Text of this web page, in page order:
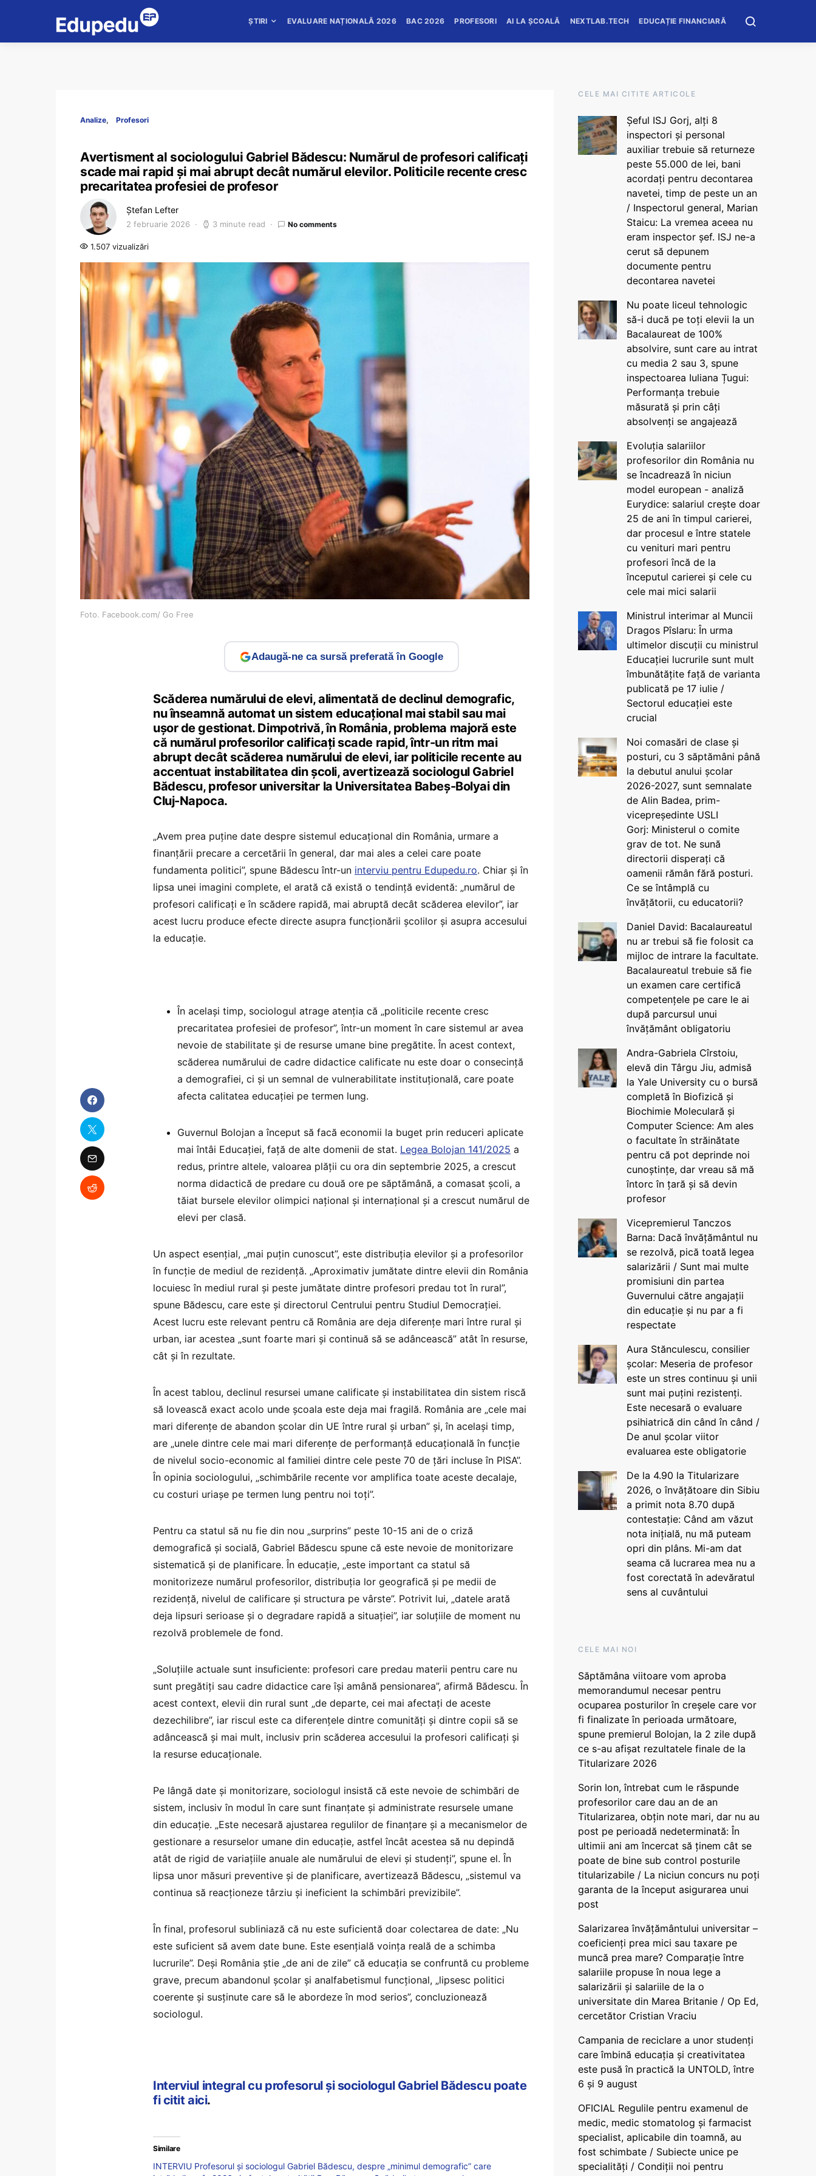
ȘTIRI EVALUARE NAȚIONALĂ 2026 BAC 2026 PROFESORI AI LA ȘCOALĂ NEXTLAB.TECH EDUCAȚIE FINANCIARĂ
Analize Profesori
Avertisment al sociologului Gabriel Bădescu: Numărul de profesori calificați
scade mai rapid și mai abrupt decât numărul elevilor. Politicile recente cresc
precaritatea profesiei de profesor
Ștefan Lefter
2 februarie 2026 3 minute read No comments
1.507 vizualizări
Foto. Facebook.com/ Go Free
Adaugă-ne ca sursă preferată în Google
Scăderea numărului de elevi, alimentată de declinul demografic,
nu înseamnă automat un sistem educațional mai stabil sau mai
ușor de gestionat. Dimpotrivă, în România, problema majoră este
că numărul profesorilor calificați scade rapid, într-un ritm mai
abrupt decât scăderea numărului de elevi, iar politicile recente au
accentuat instabilitatea din școli, avertizează sociologul Gabriel
Bădescu, profesor universitar la Universitatea Babeș-Bolyai din
Cluj-Napoca.
„Avem prea puține date despre sistemul educațional din România, urmare a
finanțării precare a cercetării în general, dar mai ales a celei care poate
fundamenta politici”, spune Bădescu într-un interviu pentru Edupedu.ro. Chiar și în
lipsa unei imagini complete, el arată că există o tendință evidentă: „numărul de
profesori calificați e în scădere rapidă, mai abruptă decât scăderea elevilor”, iar
acest lucru produce efecte directe asupra funcționării școlilor și asupra accesului
la educație.
În același timp, sociologul atrage atenția că „politicile recente cresc
precaritatea profesiei de profesor”, într-un moment în care sistemul ar avea
nevoie de stabilitate și de resurse umane bine pregătite. În acest context,
scăderea numărului de cadre didactice calificate nu este doar o consecință
a demografiei, ci și un semnal de vulnerabilitate instituțională, care poate
afecta calitatea educației pe termen lung.
Guvernul Bolojan a început să facă economii la buget prin reduceri aplicate
mai întâi Educației, față de alte domenii de stat. Legea Bolojan 141/2025 a
redus, printre altele, valoarea plății cu ora din septembrie 2025, a crescut
norma didactică de predare cu două ore pe săptămână, a comasat școli, a
tăiat bursele elevilor olimpici național și internațional și a crescut numărul de
elevi per clasă.
Un aspect esențial, „mai puțin cunoscut”, este distribuția elevilor și a profesorilor
în funcție de mediul de rezidență. „Aproximativ jumătate dintre elevii din România
locuiesc în mediul rural și peste jumătate dintre profesori predau tot în rural”,
spune Bădescu, care este și directorul Centrului pentru Studiul Democrației.
Acest lucru este relevant pentru că România are deja diferențe mari între rural și
urban, iar acestea „sunt foarte mari și continuă să se adâncească” atât în resurse,
cât și în rezultate.
În acest tablou, declinul resursei umane calificate și instabilitatea din sistem riscă
să lovească exact acolo unde școala este deja mai fragilă. România are „cele mai
mari diferențe de abandon școlar din UE între rural și urban” și, în același timp,
are „unele dintre cele mai mari diferențe de performanță educațională în funcție
de nivelul socio-economic al familiei dintre cele peste 70 de țări incluse în PISA”.
În opinia sociologului, „schimbările recente vor amplifica toate aceste decalaje,
cu costuri uriașe pe termen lung pentru noi toți”.
Pentru ca statul să nu fie din nou „surprins” peste 10-15 ani de o criză
demografică și socială, Gabriel Bădescu spune că este nevoie de monitorizare
sistematică și de planificare. În educație, „este important ca statul să
monitorizeze numărul profesorilor, distribuția lor geografică și pe medii de
rezidență, nivelul de calificare și structura pe vârste”. Potrivit lui, „datele arată
deja lipsuri serioase și o degradare rapidă a situației”, iar soluțiile de moment nu
rezolvă problemele de fond.
„Soluțiile actuale sunt insuficiente: profesori care predau materii pentru care nu
sunt pregătiți sau cadre didactice care își amână pensionarea”, afirmă Bădescu. În
acest context, elevii din rural sunt „de departe, cei mai afectați de aceste
dezechilibre”, iar riscul este ca diferențele dintre comunități și dintre copii să se
adâncească și mai mult, inclusiv prin scăderea accesului la profesori calificați și
la resurse educaționale.
Pe lângă date și monitorizare, sociologul insistă că este nevoie de schimbări de
sistem, inclusiv în modul în care sunt finanțate și administrate resursele umane
din educație. „Este necesară ajustarea regulilor de finanțare și a mecanismelor de
gestionare a resurselor umane din educație, astfel încât acestea să nu depindă
atât de rigid de variațiile anuale ale numărului de elevi și studenți”, spune el. În
lipsa unor măsuri preventive și de planificare, avertizează Bădescu, „sistemul va
continua să reacționeze târziu și ineficient la schimbări previzibile”.
În final, profesorul subliniază că nu este suficientă doar colectarea de date: „Nu
este suficient să avem date bune. Este esențială voința reală de a schimba
lucrurile”. Deși România știe „de ani de zile” că educația se confruntă cu probleme
grave, precum abandonul școlar și analfabetismul funcțional, „lipsesc politici
coerente și susținute care să le abordeze în mod serios”, concluzionează
sociologul.
Interviul integral cu profesorul și sociologul Gabriel Bădescu poate
fi citit aici.
Similare
INTERVIU Profesorul și sociologul Gabriel Bădescu, despre „minimul demografic” care
CELE MAI CITITE ARTICOLE
Șeful ISJ Gorj, alți 8
inspectori și personal
auxiliar trebuie să returneze
peste 55.000 de lei, bani
acordați pentru decontarea
navetei, timp de peste un an
/ Inspectorul general, Marian
Staicu: La vremea aceea nu
eram inspector șef. ISJ ne-a
cerut să depunem
documente pentru
decontarea navetei
Nu poate liceul tehnologic
să-i ducă pe toți elevii la un
Bacalaureat de 100%
absolvire, sunt care au intrat
cu media 2 sau 3, spune
inspectoarea Iuliana Țugui:
Performanța trebuie
măsurată și prin câți
absolvenți se angajează
Evoluția salariilor
profesorilor din România nu
se încadrează în niciun
model european - analiză
Eurydice: salariul crește doar
25 de ani în timpul carierei,
dar procesul e între statele
cu venituri mari pentru
profesori încă de la
începutul carierei și cele cu
cele mai mici salarii
Ministrul interimar al Muncii
Dragos Pîslaru: În urma
ultimelor discuții cu ministrul
Educației lucrurile sunt mult
îmbunătățite față de varianta
publicată pe 17 iulie /
Sectorul educației este
crucial
Noi comasări de clase și
posturi, cu 3 săptămâni până
la debutul anului școlar
2026-2027, sunt semnalate
de Alin Badea, prim-
vicepreședinte USLI
Gorj: Ministerul o comite
grav de tot. Ne sună
directorii disperați că
oamenii rămân fără posturi.
Ce se întâmplă cu
învățătorii, cu educatorii?
Daniel David: Bacalaureatul
nu ar trebui să fie folosit ca
mijloc de intrare la facultate.
Bacalaureatul trebuie să fie
un examen care certifică
competențele pe care le ai
după parcursul unui
învățământ obligatoriu
Andra-Gabriela Cîrstoiu,
elevă din Târgu Jiu, admisă
la Yale University cu o bursă
completă în Biofizică și
Biochimie Moleculară și
Computer Science: Am ales
o facultate în străinătate
pentru că pot deprinde noi
cunoștințe, dar vreau să mă
întorc în țară și să devin
profesor
Vicepremierul Tanczos
Barna: Dacă învățământul nu
se rezolvă, pică toată legea
salarizării / Sunt mai multe
promisiuni din partea
Guvernului către angajații
din educație și nu par a fi
respectate
Aura Stănculescu, consilier
școlar: Meseria de profesor
este un stres continuu și unii
sunt mai puțini rezistenți.
Este necesară o evaluare
psihiatrică din când în când /
De anul școlar viitor
evaluarea este obligatorie
De la 4.90 la Titularizare
2026, o învățătoare din Sibiu
a primit nota 8.70 după
contestație: Când am văzut
nota inițială, nu mă puteam
opri din plâns. Mi-am dat
seama că lucrarea mea nu a
fost corectată în adevăratul
sens al cuvântului
CELE MAI NOI
Săptămâna viitoare vom aproba
memorandumul necesar pentru
ocuparea posturilor în creșele care vor
fi finalizate în perioada următoare,
spune premierul Bolojan, la 2 zile după
ce s-au afișat rezultatele finale de la
Titularizare 2026
Sorin Ion, întrebat cum le răspunde
profesorilor care dau an de an
Titularizarea, obțin note mari, dar nu au
post pe perioadă nedeterminată: În
ultimii ani am încercat să ținem cât se
poate de bine sub control posturile
titularizabile / La niciun concurs nu poți
garanta de la început asigurarea unui
post
Salarizarea învățământului universitar –
coeficienți prea mici sau taxare pe
muncă prea mare? Comparație între
salariile propuse în noua lege a
salarizării și salariile de la o
universitate din Marea Britanie / Op Ed,
cercetător Cristian Vraciu
Campania de reciclare a unor studenți
care îmbină educația și creativitatea
este pusă în practică la UNTOLD, între
6 și 9 august
OFICIAL Regulile pentru examenul de
medic, medic stomatolog și farmacist
specialist, aplicabile din toamnă, au
fost schimbate / Subiecte unice pe
specialități / Condiții noi pentru